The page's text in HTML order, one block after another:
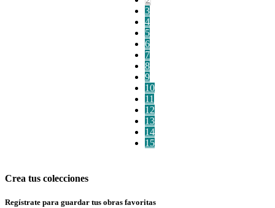
3
4
5
6
7
8
9
10
11
12
13
14
15
Crea tus colecciones
Regístrate para guardar tus obras favoritas